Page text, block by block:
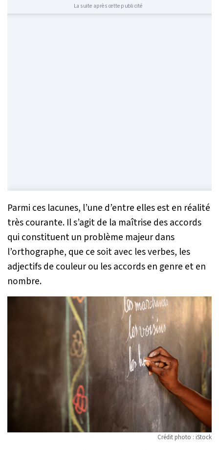
La suite après cette publicité
Parmi ces lacunes, l’une d’entre elles est en réalité
très courante. Il s’agit de la maîtrise des accords
qui constituent un problème majeur dans
l’orthographe, que ce soit avec les verbes, les
adjectifs de couleur ou les accords en genre et en
nombre.
Crédit photo : iStock